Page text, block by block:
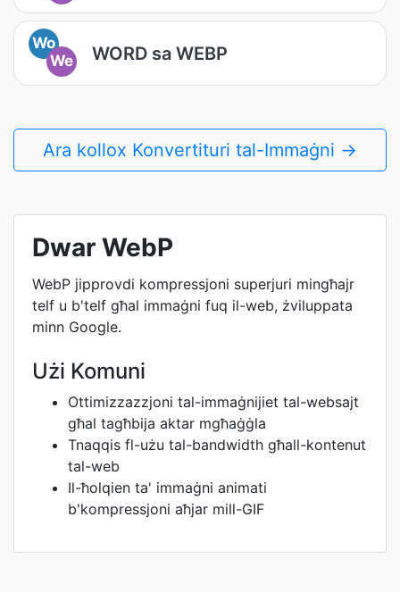
Wo
We
WORD sa WEBP
Ara kollox Konvertituri tal-Immaġni →
Dwar WebP
WebP jipprovdi kompressjoni superjuri mingħajr
telf u b'telf għal immaġni fuq il-web, żviluppata
minn Google.
Użi Komuni
Ottimizzazzjoni tal-immaġnijiet tal-websajt
għal tagħbija aktar mgħaġġla
Tnaqqis fl-użu tal-bandwidth għall-kontenut
tal-web
Il-ħolqien ta' immaġni animati
b'kompressjoni aħjar mill-GIF